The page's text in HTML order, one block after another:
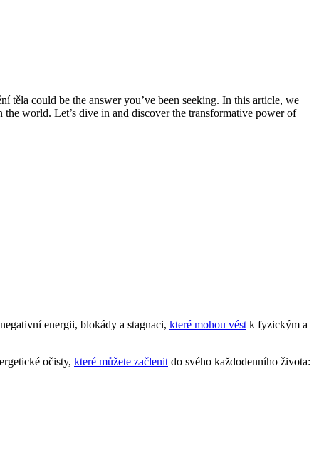
‍could ⁤be the answer you’ve been seeking. In this article,⁣ we
world. Let’s dive in and discover the transformative power of
energii, blokády a stagnaci, které mohou vést k fyzickým a
očisty, které můžete začlenit do svého každodenního⁢ života: